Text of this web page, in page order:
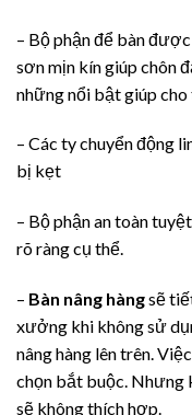
– Bộ phận để bàn
sơn mịn kín giúp chôn
những nổi bật giúp
– Các ty chuyển động
bị kẹt
– Bộ phận an toàn
rõ ràng cụ thể.
– Bàn nâng hàngsẽ
xưởng khi không sử
nâng hàng lên trên.
chọn bắt buộc. Nhưng
sẽ không thích hợp.